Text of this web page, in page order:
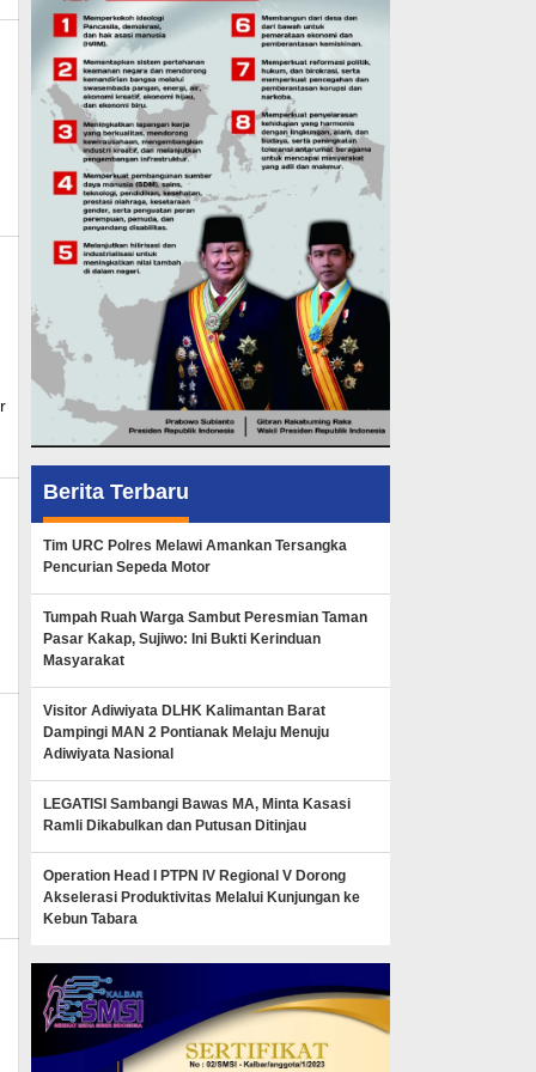
Berita Terbaru
Tim URC Polres Melawi Amankan Tersangka
Pencurian Sepeda Motor
Tumpah Ruah Warga Sambut Peresmian Taman
Pasar Kakap, Sujiwo: Ini Bukti Kerinduan
Masyarakat
Visitor Adiwiyata DLHK Kalimantan Barat
Dampingi MAN 2 Pontianak Melaju Menuju
Adiwiyata Nasional
LEGATISI Sambangi Bawas MA, Minta Kasasi
Ramli Dikabulkan dan Putusan Ditinjau
Operation Head I PTPN IV Regional V Dorong
Akselerasi Produktivitas Melalui Kunjungan ke
Kebun Tabara